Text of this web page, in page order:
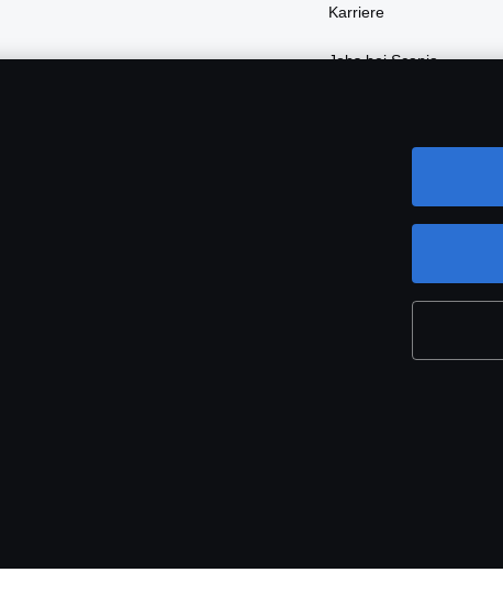
Karriere
Jobs bei Scania
Scania Webshop